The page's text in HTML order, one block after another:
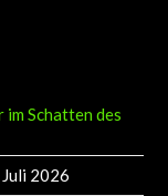
Schatten des
2026